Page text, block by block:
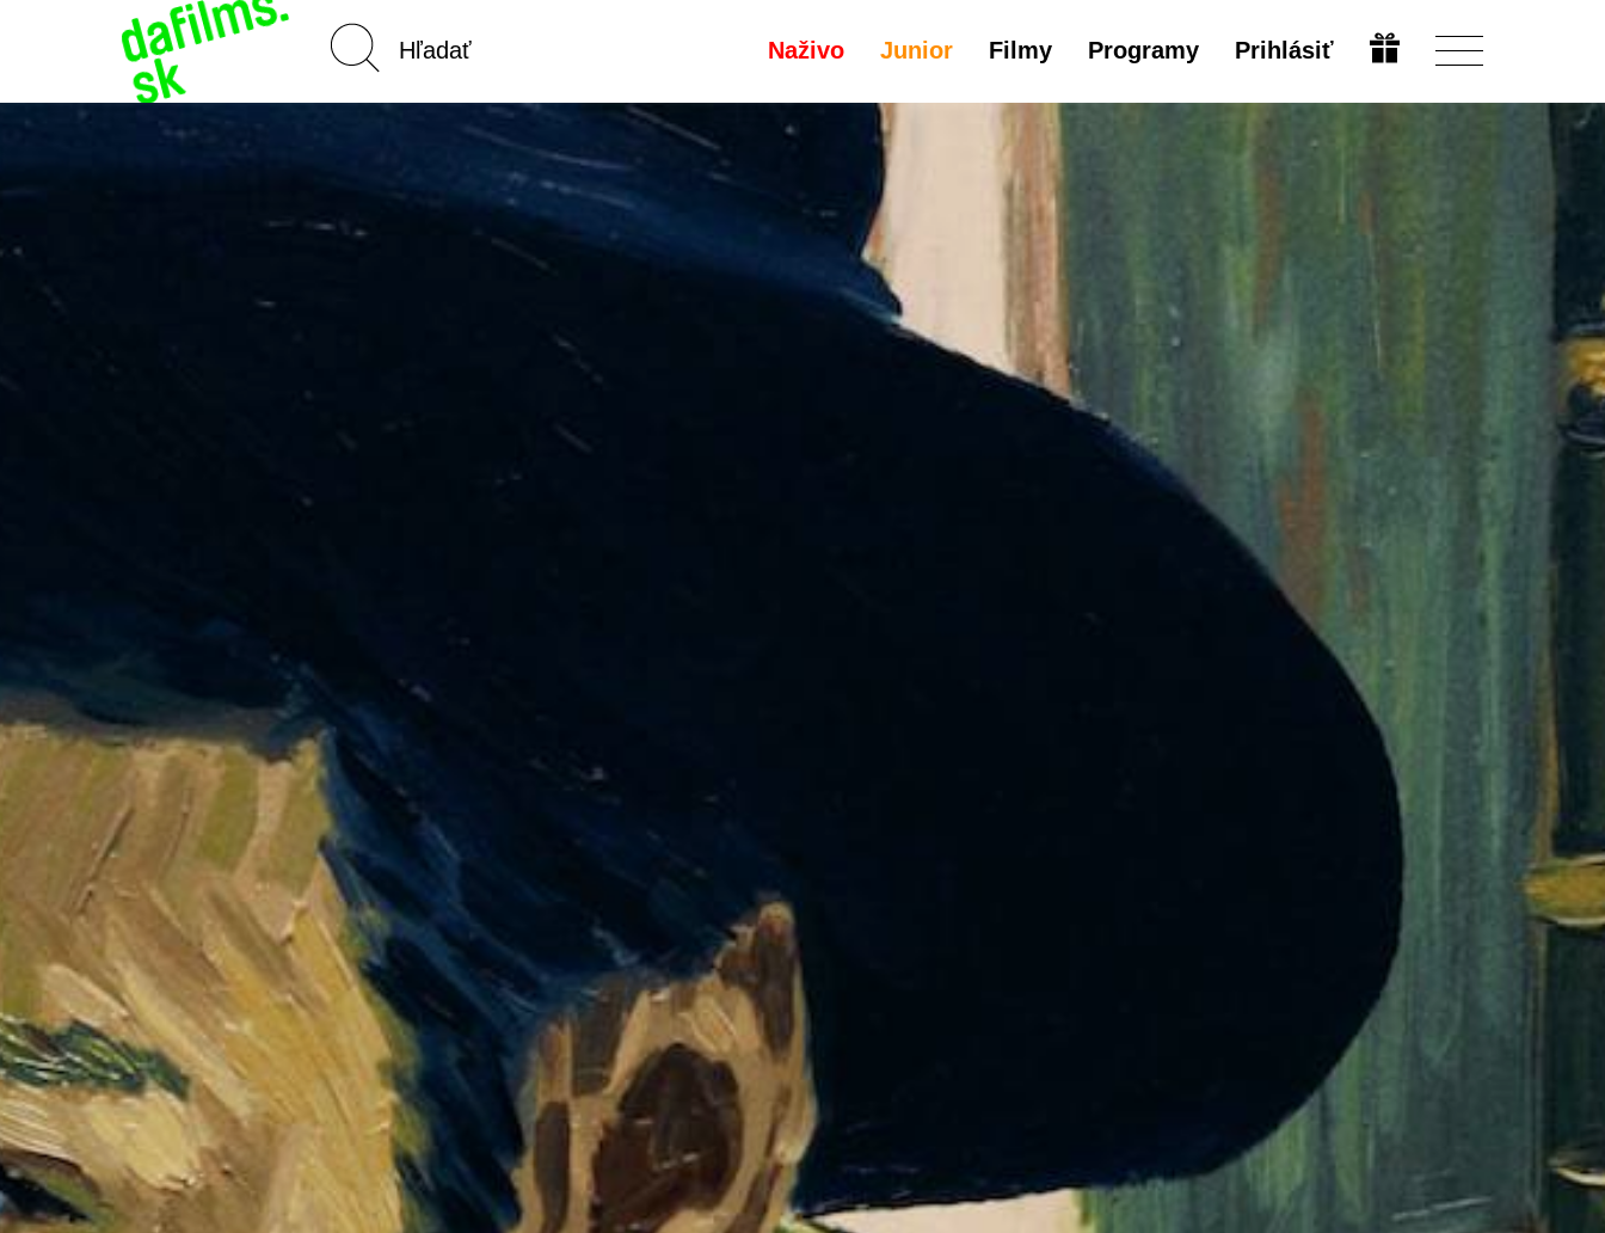
Naživo Junior Filmy Programy Prihlásiť